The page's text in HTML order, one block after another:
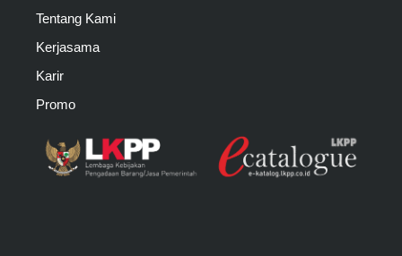
Tentang Kami
Kerjasama
Karir
Promo